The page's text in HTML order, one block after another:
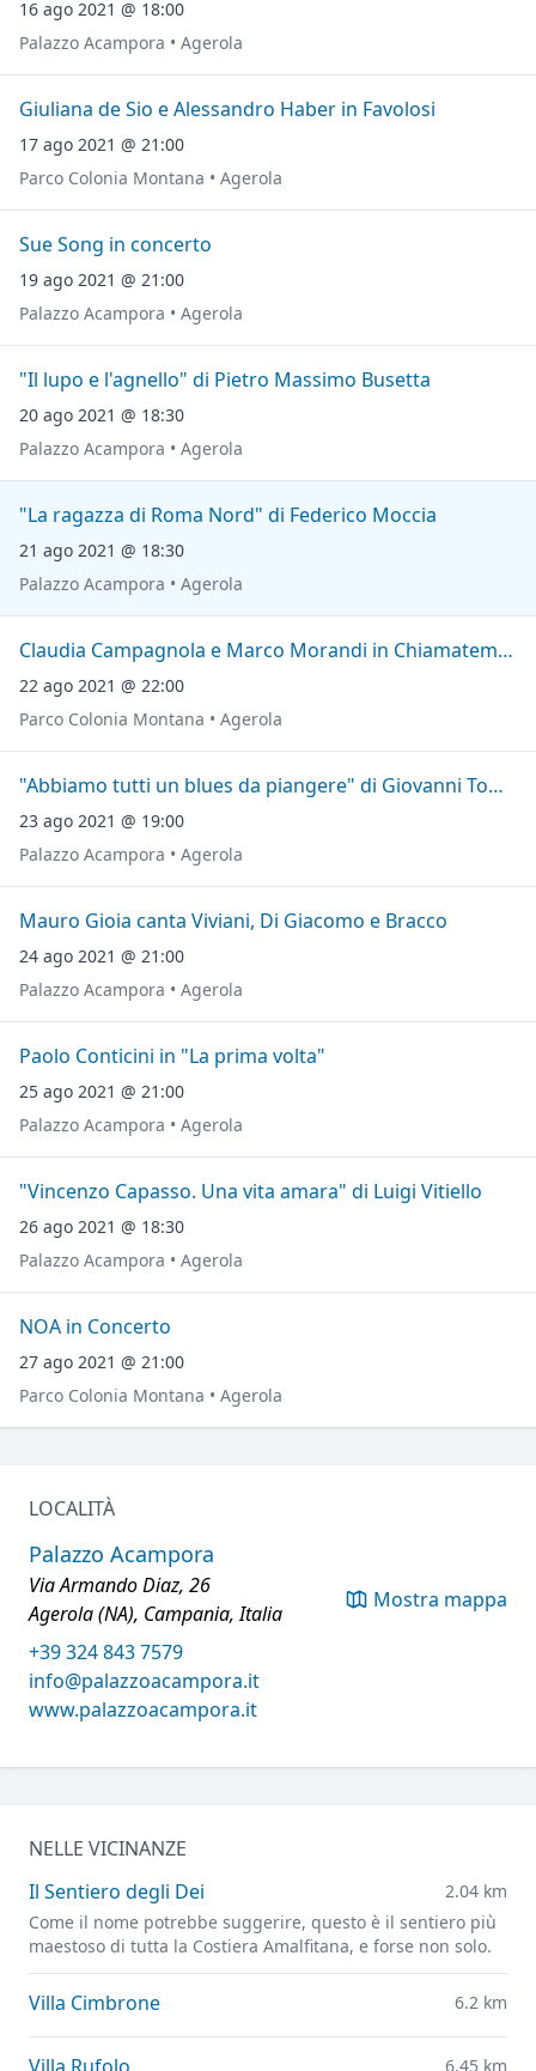
16 ago 2021 @ 18:00
Palazzo Acampora • Agerola
Giuliana de Sio e Alessandro Haber in Favolosi
17 ago 2021 @ 21:00
Parco Colonia Montana • Agerola
Sue Song in concerto
19 ago 2021 @ 21:00
Palazzo Acampora • Agerola
"Il lupo e l'agnello" di Pietro Massimo Busetta
20 ago 2021 @ 18:30
Palazzo Acampora • Agerola
"La ragazza di Roma Nord" di Federico Moccia
21 ago 2021 @ 18:30
Palazzo Acampora • Agerola
Claudia Campagnola e Marco Morandi in Chiamatemi Mimì
22 ago 2021 @ 22:00
Parco Colonia Montana • Agerola
"Abbiamo tutti un blues da piangere" di Giovanni Tommaso
23 ago 2021 @ 19:00
Palazzo Acampora • Agerola
Mauro Gioia canta Viviani, Di Giacomo e Bracco
24 ago 2021 @ 21:00
Palazzo Acampora • Agerola
Paolo Conticini in "La prima volta"
25 ago 2021 @ 21:00
Palazzo Acampora • Agerola
"Vincenzo Capasso. Una vita amara" di Luigi Vitiello
26 ago 2021 @ 18:30
Palazzo Acampora • Agerola
NOA in Concerto
27 ago 2021 @ 21:00
Parco Colonia Montana • Agerola
LOCALITÀ
Palazzo Acampora
Via Armando Diaz, 26
Agerola (NA), Campania, Italia
Mostra mappa
+39 324 843 7579
info@palazzoacampora.it
www.palazzoacampora.it
NELLE VICINANZE
Il Sentiero degli Dei
2.04 km
Come il nome potrebbe suggerire, questo è il sentiero più
maestoso di tutta la Costiera Amalfitana, e forse non solo.
Villa Cimbrone 6.2 km
6.45 km